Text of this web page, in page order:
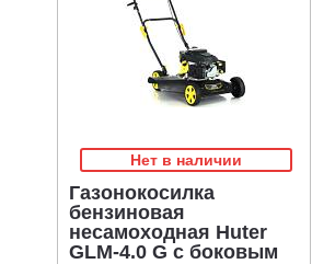
Нет в наличии
Газонокосилка
бензиновая
несамоходная Huter
GLM-4.0 G с боковым